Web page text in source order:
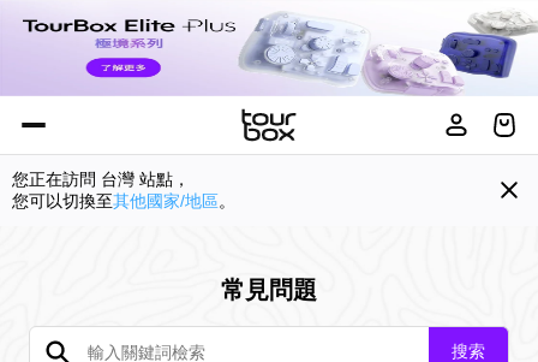
您正在訪問 台灣 站點，
您可以切換至其他國家/地區。
常見問題
搜索